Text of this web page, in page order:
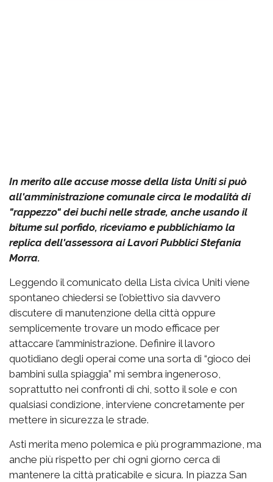
In merito alle accuse mosse della lista Uniti si può
all'amministrazione comunale circa le modalità di
"rappezzo" dei buchi nelle strade, anche usando il
bitume sul porfido, riceviamo e pubblichiamo la
replica dell'assessora ai Lavori Pubblici Stefania
Morra.
Leggendo il comunicato della Lista civica Uniti viene
spontaneo chiedersi se l’obiettivo sia davvero
discutere di manutenzione della città oppure
semplicemente trovare un modo efficace per
attaccare l’amministrazione. Definire il lavoro
quotidiano degli operai come una sorta di “gioco dei
bambini sulla spiaggia” mi sembra ingeneroso,
soprattutto nei confronti di chi, sotto il sole e con
qualsiasi condizione, interviene concretamente per
mettere in sicurezza le strade.
Asti merita meno polemica e più programmazione, ma
anche più rispetto per chi ogni giorno cerca di
mantenere la città praticabile e sicura. In piazza San